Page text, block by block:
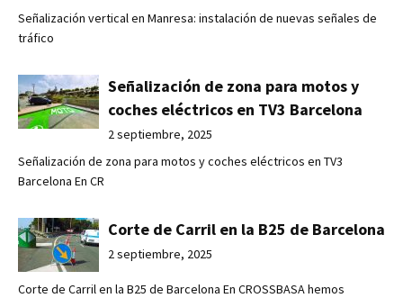
Señalización vertical en Manresa: instalación de nuevas señales de
tráfico
Señalización de zona para motos y
coches eléctricos en TV3 Barcelona
2 septiembre, 2025
Señalización de zona para motos y coches eléctricos en TV3
Barcelona En CR
Corte de Carril en la B25 de Barcelona
2 septiembre, 2025
Corte de Carril en la B25 de Barcelona En CROSSBASA hemos